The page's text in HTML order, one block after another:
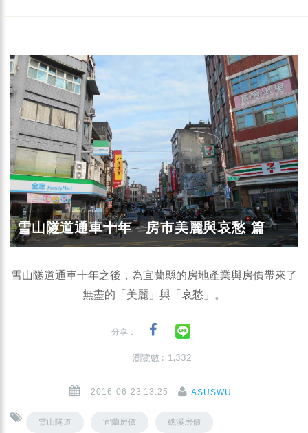
雪山隧道通車十年 房市美麗與哀愁 篇
雪山隧道通車十年之後，為宜蘭縣的房地產業與房價帶來了
無盡的「美麗」與「哀愁」。
分享：
瀏覽數 : 1,332
2016-06-23 13:25 ASUSWU
雪山隧道 宜蘭房價 礁溪房價